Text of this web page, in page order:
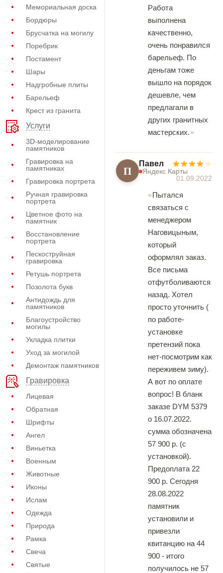
Мемориальная доска
Бордюры
Брусчатка на могилу
Поребрик
Постамент
Шары
Надгробные плиты
Барельеф
Крест из гранита
Услуги
3D-моделирование
памятников
Гравировка на
памятниках
Гравировка портрета
Ручная гравировка
портрета
Цветное фото на
памятник
Восстановление
портрета
Пескоструйная
гравировка
Ретушь портрета
Позолота букв
Антидождь для
памятников
Благоустройство
могилы
Укладка плитки
Уход за могилой
Демонтаж памятников
Гравировка
Лицевая
Обратная
Шрифты
Ангел
Виньетка
Военным
Животные
Иконы
Ислам
Одежда
Природа
Рамка
Свеча
Святые
Работа
выполнена
качественно,
очень понравился
барельеф. По
деньгам тоже
вышло на порядок
дешевле, чем
предлагали в
других гранитных
мастерских.
П Павел
Яндекс.Карты
01.09.2022
Пытался
связаться с
менеджером
Наговицыным,
который
оформлял заказ.
Все письма
отфутболиваются
назад. Хотел
просто уточнить (
по работе-
установке
претензий пока
нет-посмотрим как
переживем зиму).
А вот по оплате
вопрос! В бланк
заказе DYM 5379
о 16.07.2022.
сумма обозначена
57 900 р. (с
установкой).
Предоплата 22
900 р. Сегодня
28.08.2022
памятник
установили и
привезли
квитанцию на 44
900 - итого
получилось не 57